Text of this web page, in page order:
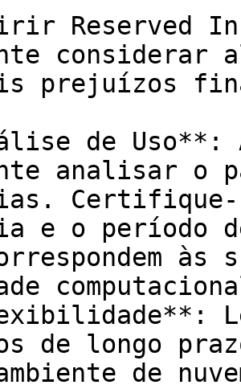
Reserved
considerar
prejuízos
de Uso**:
analisar o
Certifique-
e o período
às
de longo
de